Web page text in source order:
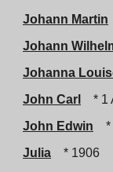
Johann Martin
Johann
Johanna
John Carl
* 1
John Edwin
*
Julia
* 1906